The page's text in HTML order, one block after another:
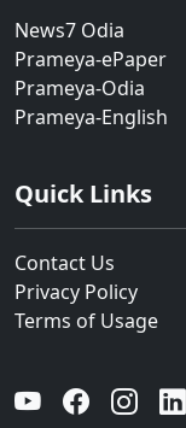
News7 Odia
Prameya-ePaper
Prameya-Odia
Prameya-English
Quick Links
Contact Us
Privacy Policy
Terms of Usage
YouTube Facebook Instagram